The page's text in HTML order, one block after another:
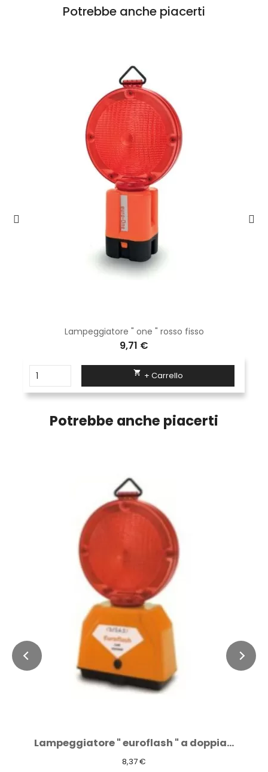
Potrebbe anche piacerti
Lampeggiatore " one " rosso fisso
9,71 €
 + Carrello
Potrebbe anche piacerti
Lampeggiatore " euroflash " a doppia...
8,37 €